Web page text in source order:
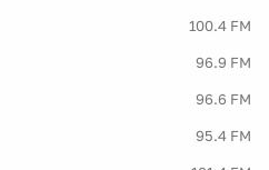
100.4 FM
96.9 FM
96.6 FM
95.4 FM